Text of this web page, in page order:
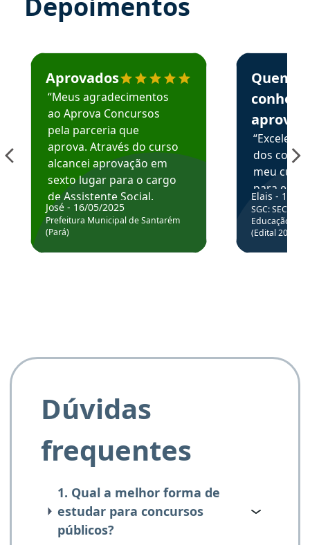
Estudante José recomenda o Aprova Concursos em
Aprovados
“Meus agradecimentos
ao Aprova Concursos
pela parceria que
aprova. Através do curso
alcancei aprovação em
sexto lugar para o cargo
de Assistente Social.
Hoje estou atuando na
Prefeitura de Santarém.
José - 16/05/2025
Prefeitura Municipal de Santarém
(Pará)
Estudante
Quem
aprova
dos
meu
para
colocar
através
de
Elais - 15/
SGC: SEC BA
Educação
(Edital
Dúvidas
frequentes
1. Qual a melhor forma de
estudar para concursos
públicos?